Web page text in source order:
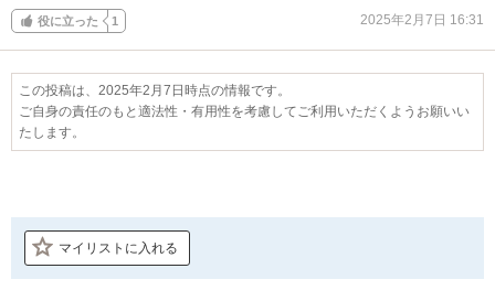
役に立った 1 2025年2月7日 16:31
この投稿は、2025年2月7日時点の情報です。
ご自身の責任のもと適法性・有用性を考慮してご利用いただくようお願いい
たします。
マイリストに入れる